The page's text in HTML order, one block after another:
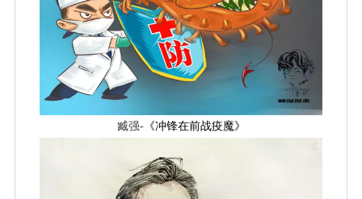
臧强-《冲锋在前战疫魔》